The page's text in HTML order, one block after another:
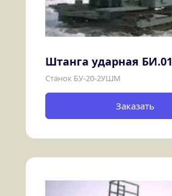
Штанга ударная БИ.01
Станок БУ-20-2УШМ
Заказать